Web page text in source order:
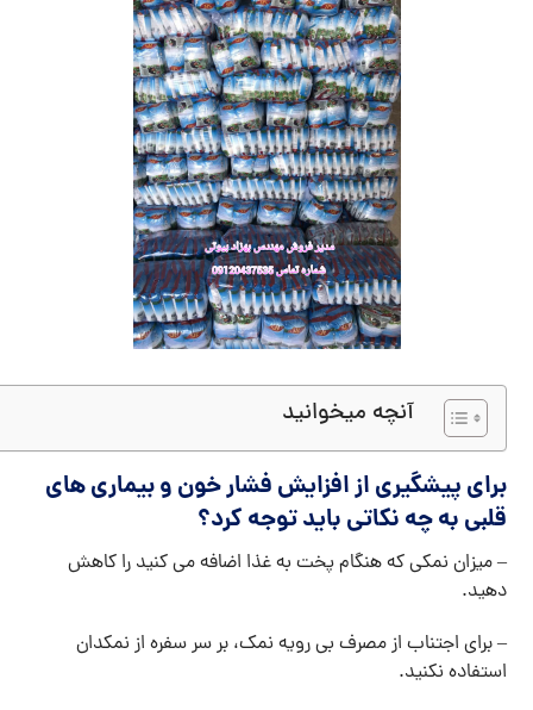
آنچه میخوانید
برای پیشگیری از افزایش فشار خون و بیماری های
قلبی به چه نکاتی باید توجه کرد؟
– میزان نمکی که هنگام پخت به غذا اضافه می کنید را کاهش
دهید.
– برای اجتناب از مصرف بی رویه نمک، بر سر سفره از نمکدان
استفاده نکنید.